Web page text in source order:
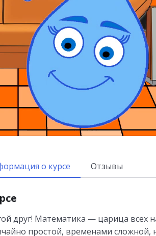
о курсе Отзывы
друг! Математика — царица всех
простой, временами сложной,